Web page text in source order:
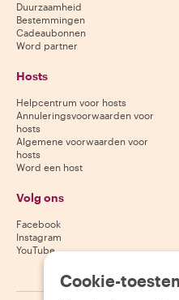
Duurzaamheid
Bestemmingen
Cadeaubonnen
Word partner
Hosts
Helpcentrum voor hosts
Annuleringsvoorwaarden voor
hosts
Algemene voorwaarden voor
hosts
Word een host
Volg ons
Facebook
Instagram
YouTube
Cookie-